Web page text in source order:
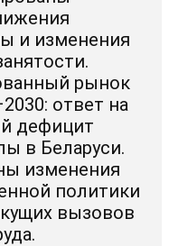
и изменения
рынок
ответ на
дефицит
в Беларуси.
изменения
политики
вызовов